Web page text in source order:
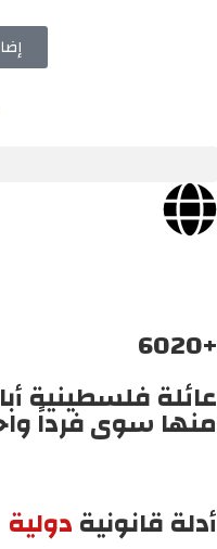
+6020
عائلة فلسطينية
منها سوى فرداً
أدلة قانونيةدولية